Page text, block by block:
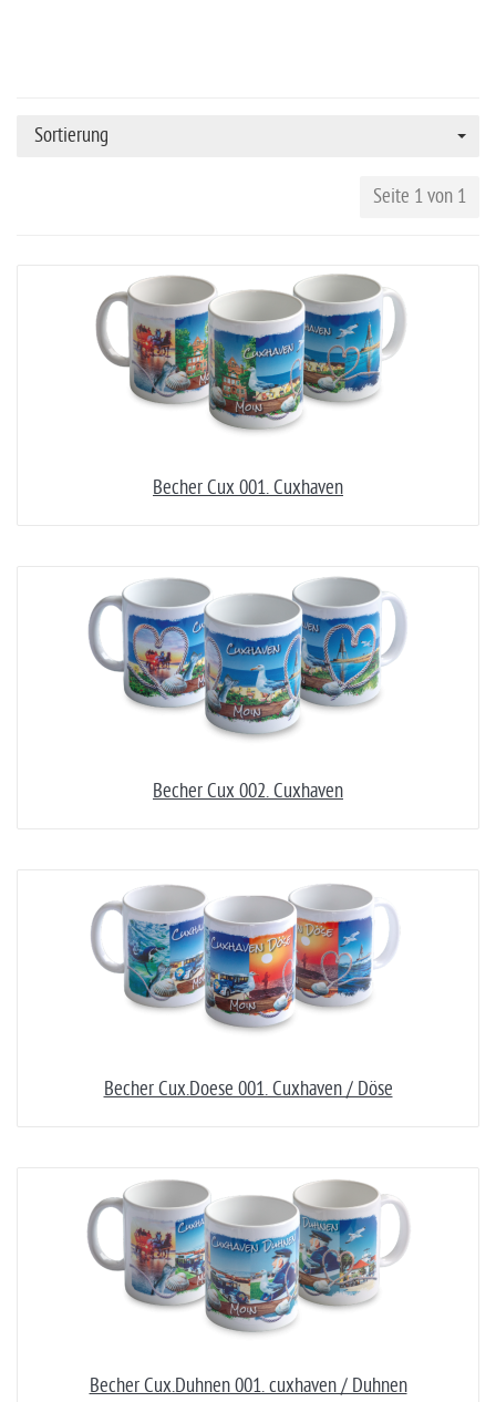
Sortierung
Seite 1 von 1
Becher Cux 001. Cuxhaven
Becher Cux 002. Cuxhaven
Becher Cux.Doese 001. Cuxhaven / Döse
Becher Cux.Duhnen 001. cuxhaven / Duhnen